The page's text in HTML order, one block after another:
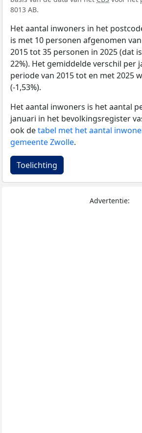
8013 AB.
Het aantal inwoners in het
is met 10 personen afgenomen
2015 tot 35 personen in 2025 (dat
22%). Het gemiddelde verschil per
periode van 2015 tot en met 2025
(-1,53%).
Het aantal inwoners is het aantal
januari in het bevolkingsregister
ook detabel met het aantal
gemeente Zwolle.
Toelichting
Advertentie: